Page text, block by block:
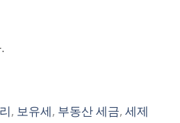
, 보유세, 부동산 세금,세제